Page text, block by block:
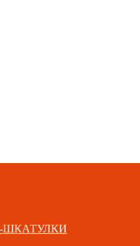
ШКАТУЛКИ